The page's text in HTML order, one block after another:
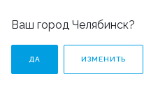
Ваш город Челябинск?
ДА ИЗМЕНИТЬ